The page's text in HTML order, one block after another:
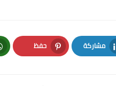
مشاركة
LinkedIn
حفظ
Pinterest